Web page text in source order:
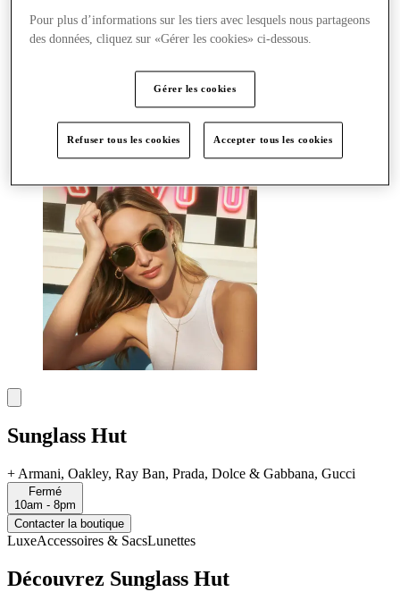
Quoi de neuf
Mangez et buvez
Sunglass Hut
+ Armani, Oakley, Ray Ban, Prada, Dolce & Gabbana, Gucci
Fermé
10am - 8pm
Contacter la boutique
LuxeAccessoires & SacsLunettes
Découvrez Sunglass Hut
Pour plus d’informations sur les tiers avec lesquels nous partageons
des données, cliquez sur «Gérer les cookies» ci-dessous.
Gérer les cookies
Refuser tous les cookies Accepter tous les cookies